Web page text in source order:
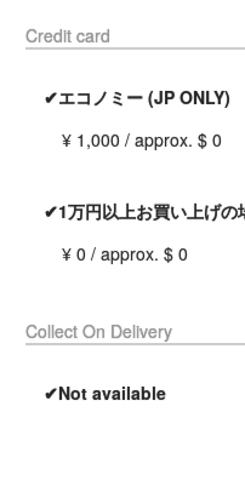
Credit card
✔エコノミー (JP ONLY)
¥ 1,000 / approx. $ 0
✔1万円以上お買い上げの
¥ 0 / approx. $ 0
Collect On Delivery
✔Not available